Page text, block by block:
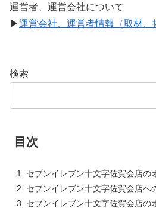
運営者、運営会社について
▶運営会社、運営者情報（取材、
検索
目次
セブンイレブン十文字佐賀会店の
セブンイレブン十文字佐賀会店へ
セブンイレブン十文字佐賀会店の